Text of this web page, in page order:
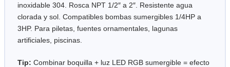
inoxidable 304. Rosca NPT 1/2″ a 2″. Resistente agua
clorada y sol. Compatibles bombas sumergibles 1/4HP a
3HP. Para piletas, fuentes ornamentales, lagunas
artificiales, piscinas.
Tip: Combinar boquilla + luz LED RGB sumergible = efecto